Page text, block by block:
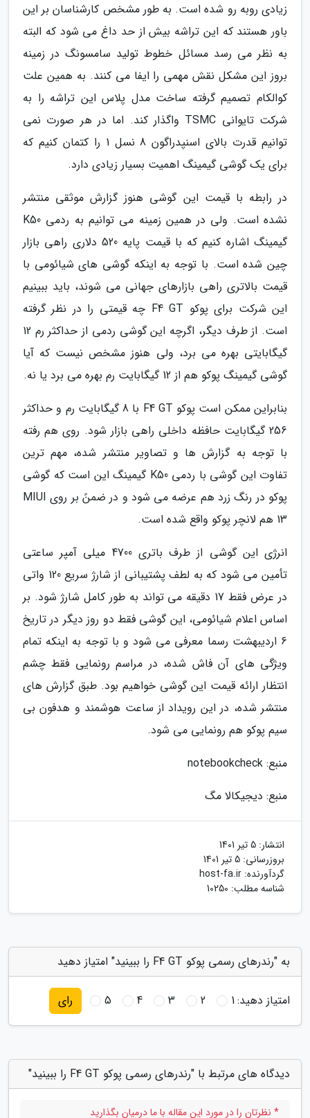
زیادی روبه رو شده است. به طور مشخص کارشناسان بر این
باور هستند که این تراشه بیش از حد داغ می شود که البته
به نظر می رسد مسائل خطوط تولید سامسونگ در زمینه
بروز این مشکل نقش مهمی را ایفا می کنند. به همین علت
کوالکام تصمیم گرفته ساخت مدل پلاس این تراشه را به
شرکت تایوانی TSMC واگذار کند. اما در هر صورت نمی
توانیم قدرت بالای اسنپدراگون 8 نسل 1 را کتمان کنیم که
برای یک گوشی گیمینگ اهمیت بسیار زیادی دارد.
در رابطه با قیمت این گوشی هنوز گزارش موثقی منتشر
نشده است. ولی در همین زمینه می توانیم به ردمی K50
گیمینگ اشاره کنیم که با قیمت پایه 520 دلاری راهی بازار
چین شده است. با توجه به اینکه گوشی های شیائومی با
قیمت بالاتری راهی بازارهای جهانی می شوند، باید ببینیم
این شرکت برای پوکو F4 GT چه قیمتی را در نظر گرفته
است. از طرف دیگر، اگرچه این گوشی ردمی از حداکثر رم 12
گیگابایتی بهره می برد، ولی هنوز مشخص نیست که آیا
گوشی گیمینگ پوکو هم از 12 گیگابایت رم بهره می برد یا نه.
بنابراین ممکن است پوکو F4 GT با 8 گیگابایت رم و حداکثر
256 گیگابایت حافظه داخلی راهی بازار شود. روی هم رفته
با توجه به گزارش ها و تصاویر منتشر شده، مهم ترین
تفاوت این گوشی با ردمی K50 گیمینگ این است که گوشی
پوکو در رنگ زرد هم عرضه می شود و در ضمنً بر روی MIUI
13 هم لانچر پوکو واقع شده است.
انرژی این گوشی از طرف باتری 4700 میلی آمپر ساعتی
تأمین می شود که به لطف پشتیبانی از شارژ سریع 120 واتی
در عرض فقط 17 دقیقه می تواند به طور کامل شارژ شود. بر
اساس اعلام شیائومی، این گوشی فقط دو روز دیگر در تاریخ
6 اردیبهشت رسما معرفی می شود و با توجه به اینکه تمام
ویژگی های آن فاش شده، در مراسم رونمایی فقط چشم
انتظار ارائه قیمت این گوشی خواهیم بود. طبق گزارش های
منتشر شده، در این رویداد از ساعت هوشمند و هدفون بی
سیم پوکو هم رونمایی می شود.
منبع: notebookcheck
منبع: دیجیکالا مگ
انتشار: 5 تیر 1401
بروزرسانی: 5 تیر 1401
گردآورنده: host-fa.ir
شناسه مطلب: 10250
به "رندرهای رسمی پوکو F4 GT را ببینید" امتیاز دهید
امتیاز دهید:1
2
3
4
5 رای
دیدگاه های مرتبط با "رندرهای رسمی پوکو F4 GT را ببینید"
* نظرتان را در مورد این مقاله با ما درمیان بگذارید